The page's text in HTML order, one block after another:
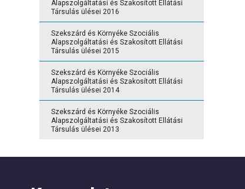
Alapszolgáltatási és Szakosított Ellátási
Társulás ülései 2016
Szekszárd és Környéke Szociális
Alapszolgáltatási és Szakosított Ellátási
Társulás ülései 2015
Szekszárd és Környéke Szociális
Alapszolgáltatási és Szakosított Ellátási
Társulás ülései 2014
Szekszárd és Környéke Szociális
Alapszolgáltatási és Szakosított Ellátási
Társulás ülései 2013